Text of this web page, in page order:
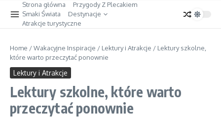
Strona główna
Przygody Z Plecakiem
Smaki Świata
Destynacje
Atrakcje turystyczne
Home /Wakacyjne Inspiracje / Lektury i Atrakcje / Lektury szkolne,
które warto przeczytać ponownie
Lektury i Atrakcje
Lektury szkolne, które warto
przeczytać ponownie